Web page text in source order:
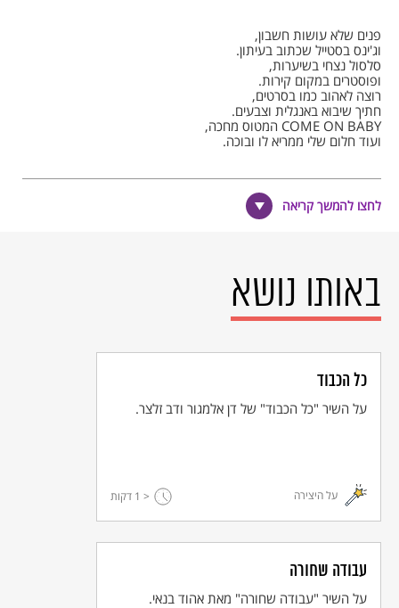
פנים שלא עושות חשבון,
וג'ינס בסטייל שכתוב בעיתון.
סלסול נצחי בשיערות,
ופוסטרים במקום קירות.
רוצה לאהוב כמו בסרטים,
חתיך שיבוא באנגלית וצבעים.
COME ON BABY המטוס מחכה,
ועוד חלום שלי ממריא לו ובוכה.
כי בא לי לרקוד…
כי בסוף כל פרחה מסתתר שיכון קטן
בעל לדוגמה ואלף כיווני עשן.
כי בא לי לרקוד…
© כל הזכויות שמורות למחבר ולאקו"ם
לחצו להמשך קריאה
באותו נושא
כל הכבוד
על השיר "כל הכבוד" של דן אלמגור ודב זלצר.
על היצירה < 1 דקות
עבודה שחורה
על השיר "עבודה שחורה" מאת אהוד בנאי.